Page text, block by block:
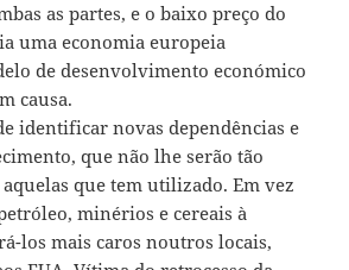
as partes, e o baixo preço do
uma economia europeia
de desenvolvimento económico
causa.
identificar novas dependências e
que não lhe serão tão
que tem utilizado. Em vez
minérios e cereais à
los mais caros noutros locais,